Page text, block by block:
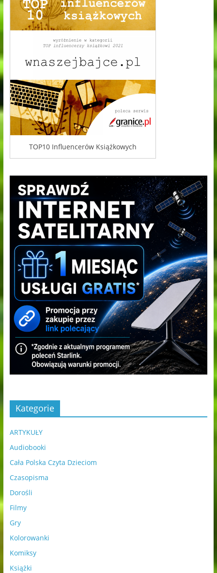
TOP10 Influencerów Książkowych
Kategorie
ARTYKUŁY
Audiobooki
Cała Polska Czyta Dzieciom
Czasopisma
Dorośli
Filmy
Gry
Kolorowanki
Komiksy
Książki